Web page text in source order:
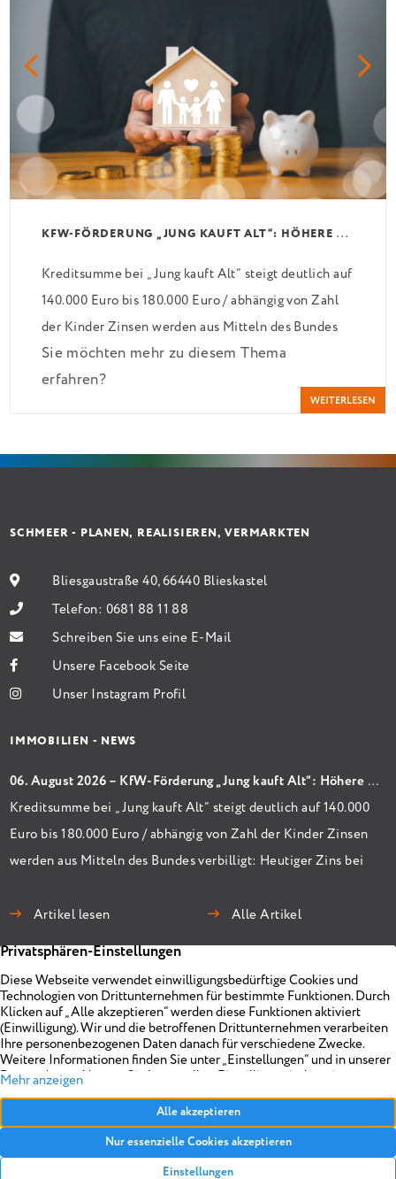
K
FW-FÖRDERUNG „JUNG KAUFT ALT“: HÖHERE KREDITE AB AUGUST 2026
Kreditsumme bei „Jung kauft Alt“ steigt deutlich auf
140.000 Euro bis 180.000 Euro / abhängig von Zahl
der Kinder Zinsen werden aus Mitteln des Bundes
verbilligt: Heutiger Zins bei 0,53 Prozent effektiv
bei 35 Jahren Laufzeit und 10 Jahren Zinsbindung
Antragstellende verpflichten sich zu energetischer
Sanierung in Einzelmaßnahmen […]
Sie möchten mehr zu diesem Thema
erfahren?
WEITERLESEN
SCHMEER - PLANEN, REALISIEREN, VERMARKTEN
Bliesgaustraße 40, 66440 Blieskastel
Telefon: 0681 88 11 88
Schreiben Sie uns eine E-Mail
Unsere Facebook Seite
Unser Instagram Profil
IMMOBILIEN - NEWS
06. August 2026 – KfW-Förderung „Jung kauft Alt“: Höhere Kredite ab August 2026
Kreditsumme bei „Jung kauft Alt“ steigt deutlich auf 140.000
Euro bis 180.000 Euro / abhängig von Zahl der Kinder Zinsen
werden aus Mitteln des Bundes verbilligt: Heutiger Zins bei
Zinsbindung Antragstellende verpflichten sich zu
energetischer Sanierung binnen 54 Monaten nach
Artikel lesen Alle Artikel
Immobilien
Unternehmen
Projekte
Planen
Vermarkten
Über uns
Realisieren
Datenschutz